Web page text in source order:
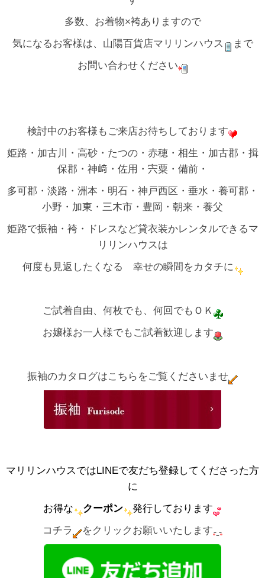
多数、お着物×袴ありますので
気になるお客様は、山陽百貨店マリリンハウス
まで
お問い合わせください
検討中のお客様もご来店お待ちしております
姫路・加古川・高砂・たつの・赤穂・相生・加古郡・揖
保郡・神﨑・佐用・宍粟・備前・
多可郡・淡路・洲本・明石・神戸西区・垂水・養可郡・
小野・加東・三木市・豊岡・朝来・養父
姫路で振袖・袴・ドレスなど貸衣装かレンタルできるマ
リリンハウスは
何度も見返したくなる 幸せの瞬間をカタチに
ご試着自由、何枚でも、何回でもＯＫ
お嬢様お一人様でもご試着歓迎します
振袖のカタログはこちらをご覧くださいませ
マリリンハウスではLINEで友だち登録してくださった方
に
お得な
クーポン
発行しております
コチラ
をクリックお願いいたします